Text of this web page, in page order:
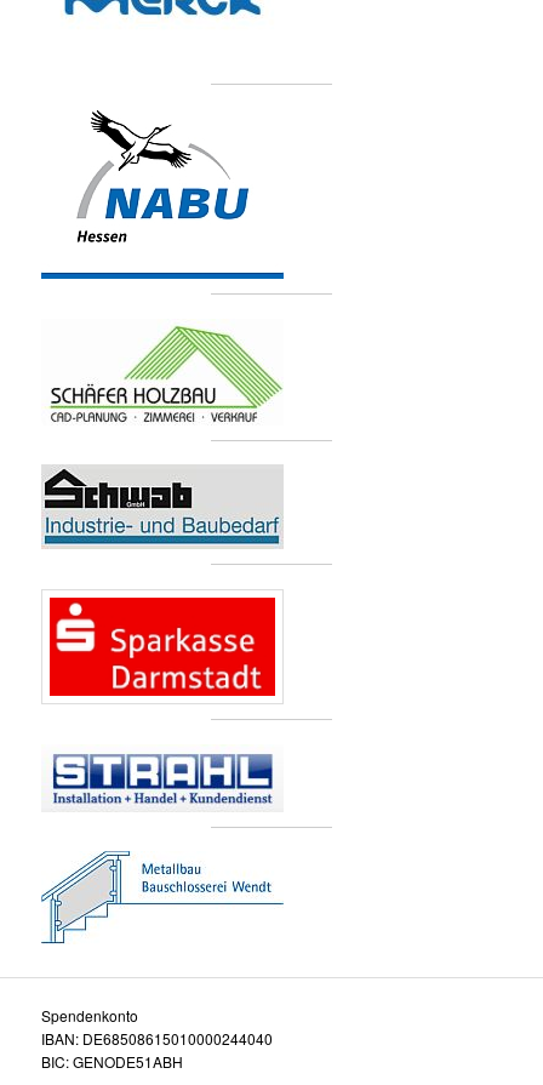
Spendenkonto
IBAN: DE68508615010000244040
BIC: GENODE51ABH